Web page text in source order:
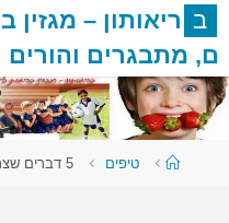
דלגו
לתוכן
ב ריאותון – מגזין ב
ם, מתבגרים והורים
עמודטיפים 5 דברים שצרכנים צריכים לדעת על תוספי מזון